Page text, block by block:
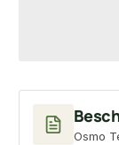
Osmo